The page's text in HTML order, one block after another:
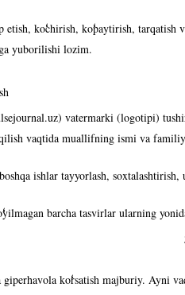
etish, kochirish, kopaytirish, tarqatish
yuborilishi lozim.
vatermarki (logotipi)
vaqtida muallifning ismi va
ishlar tayyorlash,
yilmagan barcha tasvirlar ularning
giperhavola korsatish majburiy. Ayni